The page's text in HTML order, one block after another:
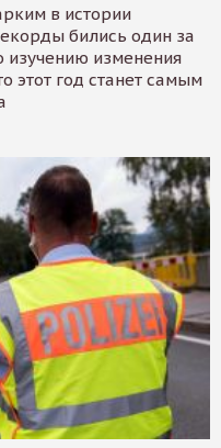
в истории
бились один за
изучению изменения
этот год станет самым